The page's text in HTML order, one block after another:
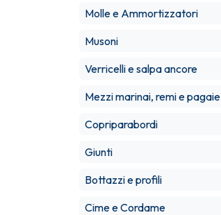
Molle e Ammortizzatori
Musoni
Verricelli e salpa ancore
Mezzi marinai, remi e pagaie
Copriparabordi
Giunti
Bottazzi e profili
Cime e Cordame